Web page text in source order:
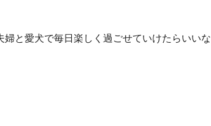
婦と愛犬で毎日楽しく過ごせていけたらいいな